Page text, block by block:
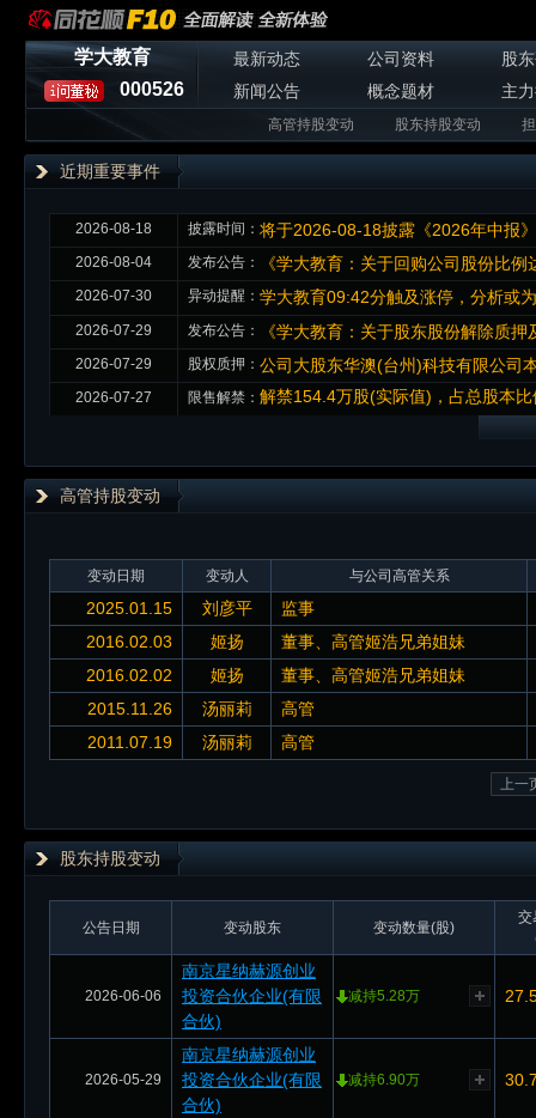
学大教育
000526
最新动态 公司资料
股
新闻公告
概念题材 主
高管持股变动 股东持股变动
近期重要事件
2026-08-18 披露时间： 将于2026-08-18披露《2026年中报》
2026-08-04 发布公告： 《学大教育：关于回购公司股份比
2026-07-30 异动提醒： 学大教育09:42分触及涨停，分析或
2026-07-29 发布公告： 《学大教育：关于股东股份解除质
2026-07-29 股权质押： 公司大股东华澳(台州)科技有限公司
2026-07-27 限售解禁： 解禁154.4万股(实际值)，占总股本
高管持股变动
变动日期 变动人 与公司高管关系
2025.01.15 刘彦平
监事
2016.02.03
姬扬
董事、高管姬浩兄弟姐妹
2016.02.02
姬扬
董事、高管姬浩兄弟姐妹
2015.11.26
汤丽莉
高管
2011.07.19
汤丽莉 高管
上一
股东持股变动
公告日期 变动股东 变动数量(股)
交
2026-06-06
南京星纳赫源创业
投资合伙企业(有限
合伙)
减持5.28万
2026-05-29
南京星纳赫源创业
投资合伙企业(有限
合伙)
减持6.90万